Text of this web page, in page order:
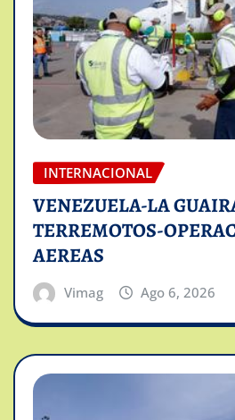
INTERNACIONAL
VENEZUELA-LA
TERREMOTOS-
AEREAS
Vimag Ago 6, 2026